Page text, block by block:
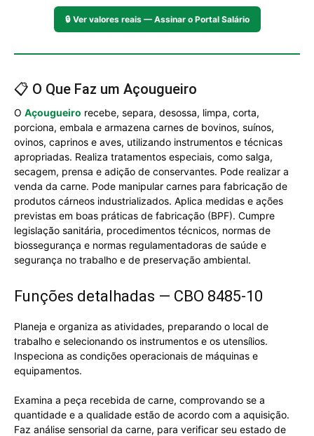
🔒 Ver valores reais — Assinar o Portal Salário
📋 O Que Faz um Açougueiro
O Açougueiro recebe, separa, desossa, limpa, corta,
porciona, embala e armazena carnes de bovinos, suínos,
ovinos, caprinos e aves, utilizando instrumentos e técnicas
apropriadas. Realiza tratamentos especiais, como salga,
secagem, prensa e adição de conservantes. Pode realizar a
venda da carne. Pode manipular carnes para fabricação de
produtos cárneos industrializados. Aplica medidas e ações
previstas em boas práticas de fabricação (BPF). Cumpre
legislação sanitária, procedimentos técnicos, normas de
biossegurança e normas regulamentadoras de saúde e
segurança no trabalho e de preservação ambiental.
Funções detalhadas — CBO 8485-10
Planeja e organiza as atividades, preparando o local de
trabalho e selecionando os instrumentos e os utensílios.
Inspeciona as condições operacionais de máquinas e
equipamentos.
Examina a peça recebida de carne, comprovando se a
quantidade e a qualidade estão de acordo com a aquisição.
Faz análise sensorial da carne, para verificar seu estado de